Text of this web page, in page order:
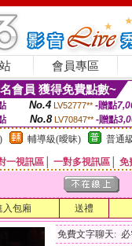
會員專區
會員 獲得免費點數~
No.4 LV52777** -贈點
No.8 LV70847** -贈點
輔導級(曖昧) 普通
一視訊區 一對多視訊區 免
入包廂 送禮
免費文字聊天: